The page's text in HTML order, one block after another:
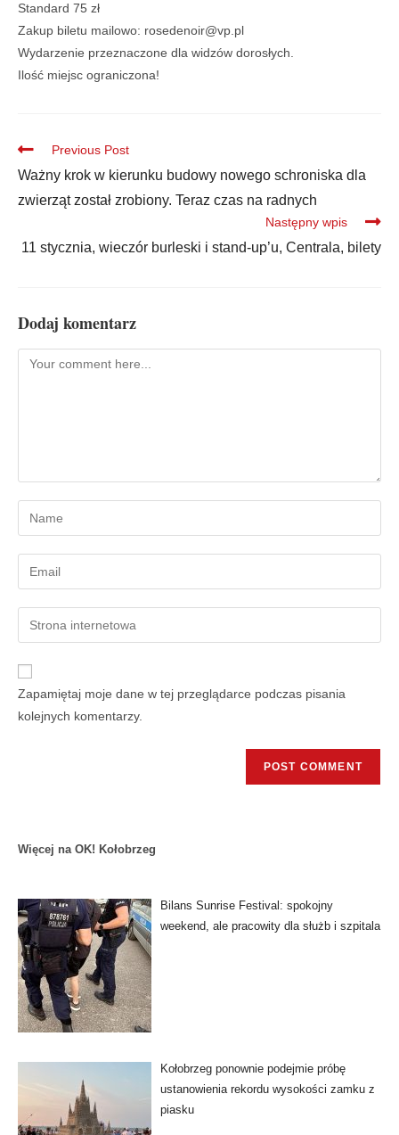
Standard 75 zł
Zakup biletu mailowo: rosedenoir@vp.pl
Wydarzenie przeznaczone dla widzów dorosłych.
Ilość miejsc ograniczona!
Previous Post
Ważny krok w kierunku budowy nowego schroniska dla
zwierząt został zrobiony. Teraz czas na radnych
Następny wpis
11 stycznia, wieczór burleski i stand-up’u, Centrala, bilety
Dodaj komentarz
Zapamiętaj moje dane w tej przeglądarce podczas pisania
kolejnych komentarzy.
Więcej na OK! Kołobrzeg
Bilans Sunrise Festival: spokojny
weekend, ale pracowity dla służb i szpitala
Kołobrzeg ponownie podejmie próbę
ustanowienia rekordu wysokości zamku z
piasku